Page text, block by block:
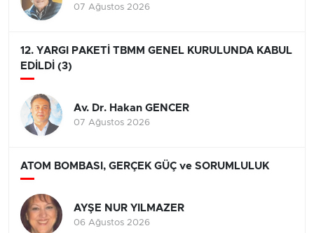
07 Ağustos 2026
12. YARGI PAKETİ TBMM GENEL KURULUNDA KABUL
EDİLDİ (3)
Av. Dr. Hakan GENCER
07 Ağustos 2026
ATOM BOMBASI, GERÇEK GÜÇ ve SORUMLULUK
AYŞE NUR YILMAZER
06 Ağustos 2026